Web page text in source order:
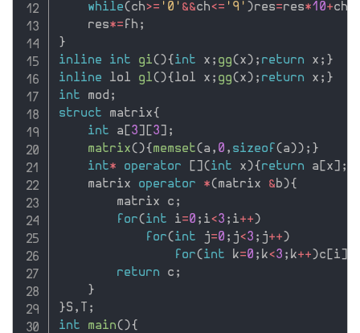
while( ch>= '0' &&ch<= '9' )res=res*10+ch
    res
*= fh ;
}
inline
int gi( ){ int x ; gg( x ) ; return x ; }
inline lol gl( ){ lol x ; gg( x ) ; return x ; }
int mod ;
struct matrix{
int a 3 3
;
matrix( ){ memset( a , 0 , sizeof ( a ) ) ; }
int* operator ( int x ){ return a x ;
    matrix
operator *( matrix & b ){
        matrix c
;
for( int i=0 ; i<3 ; i++ )
for( int j=0 ; j<3 ; j++ )
for( int k=0 ; k<3 ; k++ )c i
return c ;
}
}S ,
;
int
main( ){